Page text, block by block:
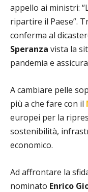
appello ai ministri:
ripartire il Paese”.
conferma al
Speranza vista la
pandemia e
A cambiare pelle
più a che fare con il
europei per la
sostenibilità,
economico.
Ad affrontare la
nominato Enrico